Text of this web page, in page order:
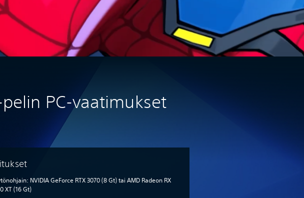
PC-vaatimukset
NVIDIA GeForce RTX 3070 (8 Gt) tai AMD Radeon RX
XT (16 Gt)